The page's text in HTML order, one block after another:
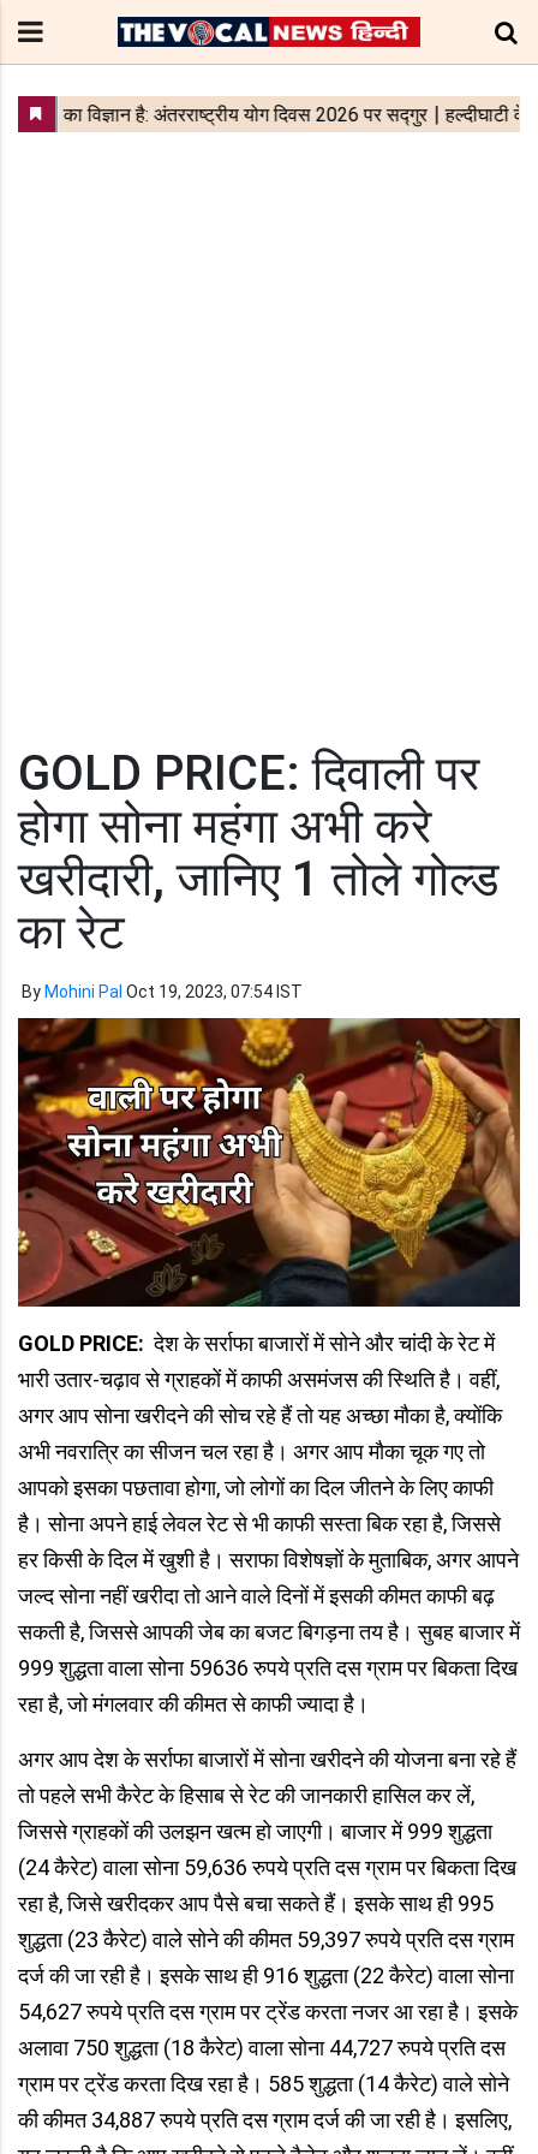
GOLD PRICE: दिवाली पर
होगा सोना महंगा अभी करे
खरीदारी, जानिए 1 तोले गोल्ड
का रेट
By Mohini Pal Oct 19, 2023, 07:54 IST
GOLD PRICE: देश के सर्राफा बाजारों में सोने और चांदी के रेट में
भारी उतार-चढ़ाव से ग्राहकों में काफी असमंजस की स्थिति है। वहीं,
अगर आप सोना खरीदने की सोच रहे हैं तो यह अच्छा मौका है, क्योंकि
अभी नवरात्रि का सीजन चल रहा है। अगर आप मौका चूक गए तो
आपको इसका पछतावा होगा, जो लोगों का दिल जीतने के लिए काफी
है। सोना अपने हाई लेवल रेट से भी काफी सस्ता बिक रहा है, जिससे
हर किसी के दिल में खुशी है। सराफा विशेषज्ञों के मुताबिक, अगर आपने
जल्द सोना नहीं खरीदा तो आने वाले दिनों में इसकी कीमत काफी बढ़
सकती है, जिससे आपकी जेब का बजट बिगड़ना तय है। सुबह बाजार में
999 शुद्धता वाला सोना 59636 रुपये प्रति दस ग्राम पर बिकता दिख
रहा है, जो मंगलवार की कीमत से काफी ज्यादा है।
अगर आप देश के सर्राफा बाजारों में सोना खरीदने की योजना बना रहे हैं
तो पहले सभी कैरेट के हिसाब से रेट की जानकारी हासिल कर लें,
जिससे ग्राहकों की उलझन खत्म हो जाएगी। बाजार में 999 शुद्धता
(24 कैरेट) वाला सोना 59,636 रुपये प्रति दस ग्राम पर बिकता दिख
रहा है, जिसे खरीदकर आप पैसे बचा सकते हैं। इसके साथ ही 995
शुद्धता (23 कैरेट) वाले सोने की कीमत 59,397 रुपये प्रति दस ग्राम
दर्ज की जा रही है। इसके साथ ही 916 शुद्धता (22 कैरेट) वाला सोना
54,627 रुपये प्रति दस ग्राम पर ट्रेंड करता नजर आ रहा है। इसके
अलावा 750 शुद्धता (18 कैरेट) वाला सोना 44,727 रुपये प्रति दस
ग्राम पर ट्रेंड करता दिख रहा है। 585 शुद्धता (14 कैरेट) वाले सोने
की कीमत 34,887 रुपये प्रति दस ग्राम दर्ज की जा रही है। इसलिए,